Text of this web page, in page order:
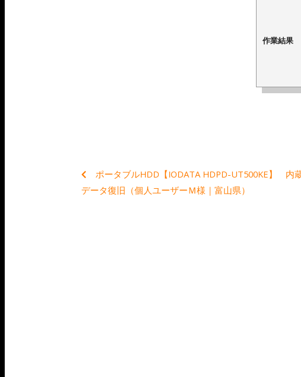
作業結果
ポータブルHDD【IODATA HDPD-UT500KE】
データ復旧（個人ユーザーＭ様｜富山県）
内